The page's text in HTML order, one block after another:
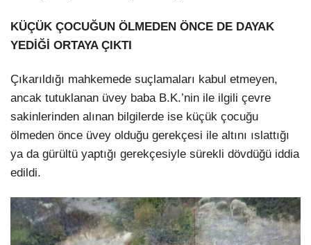
KÜÇÜK ÇOCUĞUN ÖLMEDEN ÖNCE DE DAYAK
YEDİĞİ ORTAYA ÇIKTI
Çıkarıldığı mahkemede suçlamaları kabul etmeyen,
ancak tutuklanan üvey baba B.K.’nin ile ilgili çevre
sakinlerinden alınan bilgilerde ise küçük çocuğu
ölmeden önce üvey olduğu gerekçesi ile altını ıslattığı
ya da gürültü yaptığı gerekçesiyle sürekli dövdüğü iddia
edildi.